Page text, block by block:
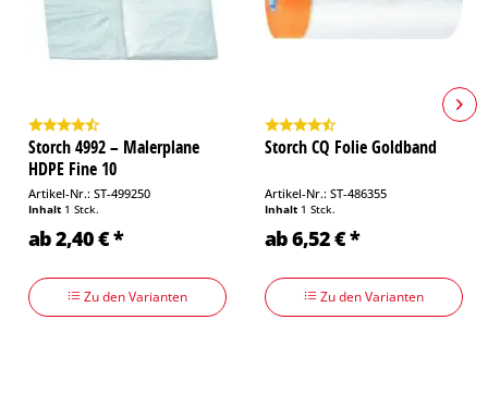
Storch 4992 – Malerplane
HDPE Fine 10
Artikel-Nr.: ST-499250
Inhalt 1 Stck.
ab 2,40 € *
Zu den Varianten
Storch CQ Folie Goldband
Artikel-Nr.: ST-486355
Inhalt 1 Stck.
ab 6,52 € *
Zu den Varianten